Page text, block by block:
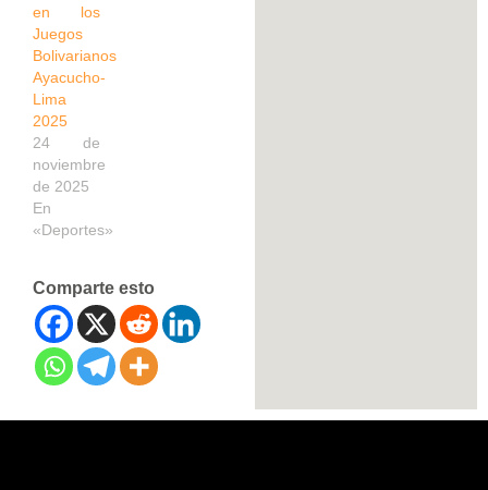
en los
Juegos
Bolivarianos
Ayacucho-
Lima
2025
24 de
noviembre
de 2025
En
«Deportes»
Comparte esto